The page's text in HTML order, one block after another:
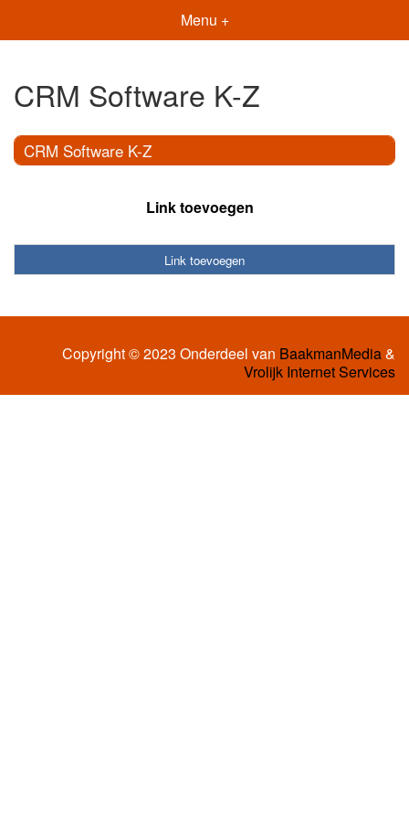
Menu +
CRM Software K-Z
CRM Software K-Z
Link toevoegen
Link toevoegen
Copyright © 2023 Onderdeel van BaakmanMedia&
Vrolijk Internet Services